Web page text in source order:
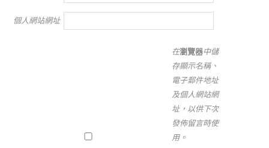
個人網站網址
在瀏覽器中儲
存顯示名稱、
電子郵件地址
及個人網站網
址，以供下次
發佈留言時使
用。